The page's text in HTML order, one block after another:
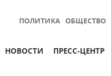
ПОЛИТИКА ОБЩЕСТВО
НОВОСТИ ПРЕСС-ЦЕНТР